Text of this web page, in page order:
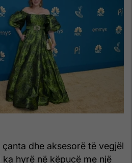
dhe aksesorë të vegjël
hyrë në këpucë me një